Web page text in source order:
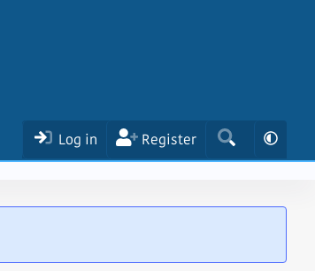
Log in Register